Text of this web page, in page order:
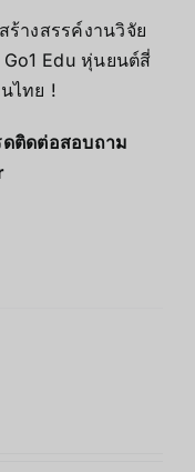
างสรรค์งานวิจัย
Edu หุ่นยนต์สี่
ไทย !
ติดต่อสอบถาม